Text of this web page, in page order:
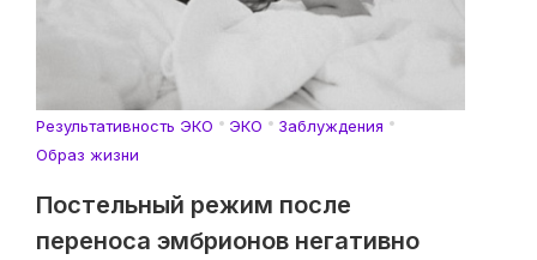
Результативность ЭКО ЭКО
Заблуждения
Образ жизни
Постельный режим после
переноса эмбрионов негативно